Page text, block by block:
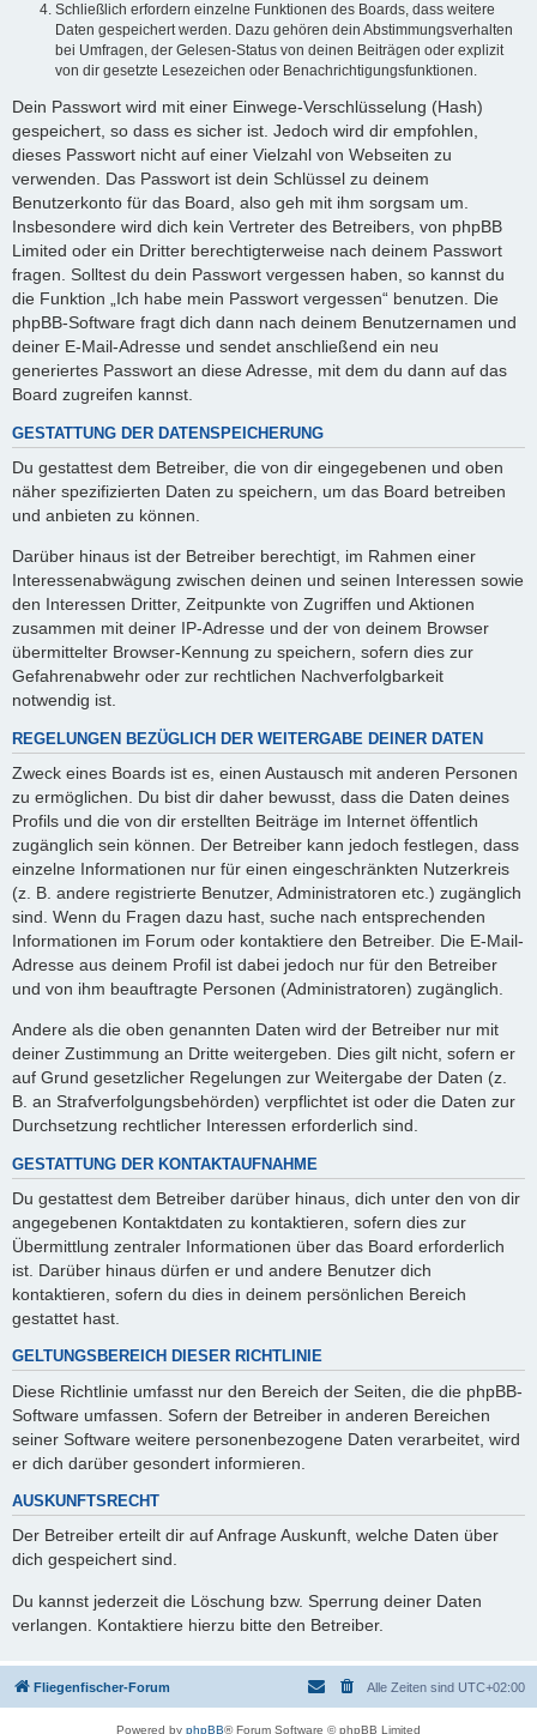
Schließlich erfordern einzelne Funktionen des Boards, dass weitere
Daten gespeichert werden. Dazu gehören dein Abstimmungsverhalten
bei Umfragen, der Gelesen-Status von deinen Beiträgen oder explizit
von dir gesetzte Lesezeichen oder Benachrichtigungsfunktionen.
Dein Passwort wird mit einer Einwege-Verschlüsselung (Hash)
gespeichert, so dass es sicher ist. Jedoch wird dir empfohlen,
dieses Passwort nicht auf einer Vielzahl von Webseiten zu
verwenden. Das Passwort ist dein Schlüssel zu deinem
Benutzerkonto für das Board, also geh mit ihm sorgsam um.
Insbesondere wird dich kein Vertreter des Betreibers, von phpBB
Limited oder ein Dritter berechtigterweise nach deinem Passwort
fragen. Solltest du dein Passwort vergessen haben, so kannst du
die Funktion „Ich habe mein Passwort vergessen“ benutzen. Die
phpBB-Software fragt dich dann nach deinem Benutzernamen und
deiner E-Mail-Adresse und sendet anschließend ein neu
generiertes Passwort an diese Adresse, mit dem du dann auf das
Board zugreifen kannst.
GESTATTUNG DER DATENSPEICHERUNG
Du gestattest dem Betreiber, die von dir eingegebenen und oben
näher spezifizierten Daten zu speichern, um das Board betreiben
und anbieten zu können.
Darüber hinaus ist der Betreiber berechtigt, im Rahmen einer
Interessenabwägung zwischen deinen und seinen Interessen sowie
den Interessen Dritter, Zeitpunkte von Zugriffen und Aktionen
zusammen mit deiner IP-Adresse und der von deinem Browser
übermittelter Browser-Kennung zu speichern, sofern dies zur
Gefahrenabwehr oder zur rechtlichen Nachverfolgbarkeit
notwendig ist.
REGELUNGEN BEZÜGLICH DER WEITERGABE DEINER DATEN
Zweck eines Boards ist es, einen Austausch mit anderen Personen
zu ermöglichen. Du bist dir daher bewusst, dass die Daten deines
Profils und die von dir erstellten Beiträge im Internet öffentlich
zugänglich sein können. Der Betreiber kann jedoch festlegen, dass
einzelne Informationen nur für einen eingeschränkten Nutzerkreis
(z. B. andere registrierte Benutzer, Administratoren etc.) zugänglich
sind. Wenn du Fragen dazu hast, suche nach entsprechenden
Informationen im Forum oder kontaktiere den Betreiber. Die E-Mail-
Adresse aus deinem Profil ist dabei jedoch nur für den Betreiber
und von ihm beauftragte Personen (Administratoren) zugänglich.
Andere als die oben genannten Daten wird der Betreiber nur mit
deiner Zustimmung an Dritte weitergeben. Dies gilt nicht, sofern er
auf Grund gesetzlicher Regelungen zur Weitergabe der Daten (z.
B. an Strafverfolgungsbehörden) verpflichtet ist oder die Daten zur
Durchsetzung rechtlicher Interessen erforderlich sind.
GESTATTUNG DER KONTAKTAUFNAHME
Du gestattest dem Betreiber darüber hinaus, dich unter den von dir
angegebenen Kontaktdaten zu kontaktieren, sofern dies zur
Übermittlung zentraler Informationen über das Board erforderlich
ist. Darüber hinaus dürfen er und andere Benutzer dich
kontaktieren, sofern du dies in deinem persönlichen Bereich
gestattet hast.
GELTUNGSBEREICH DIESER RICHTLINIE
Diese Richtlinie umfasst nur den Bereich der Seiten, die die phpBB-
Software umfassen. Sofern der Betreiber in anderen Bereichen
seiner Software weitere personenbezogene Daten verarbeitet, wird
er dich darüber gesondert informieren.
AUSKUNFTSRECHT
Der Betreiber erteilt dir auf Anfrage Auskunft, welche Daten über
dich gespeichert sind.
Du kannst jederzeit die Löschung bzw. Sperrung deiner Daten
verlangen. Kontaktiere hierzu bitte den Betreiber.
Fliegenfischer-Forum Alle Zeiten sind UTC+02:00
Powered by phpBB® Forum Software © phpBB Limited